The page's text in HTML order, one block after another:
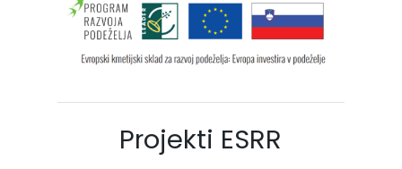
Projekti ESRR